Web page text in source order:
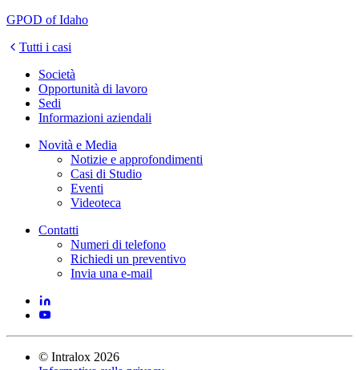
GPOD of Idaho
Tutti i casi
Società
Opportunità di lavoro
Sedi
Informazioni aziendali
Novità e Media
Notizie e approfondimenti
Casi di Studio
Eventi
Videoteca
Contatti
Numeri di telefono
Richiedi un preventivo
Invia una e-mail
© Intralox 2026